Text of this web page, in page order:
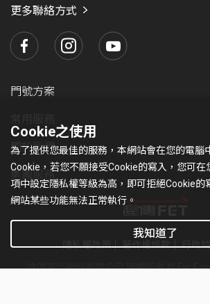
人資料保護法之相關規定，以電子檔
並將您的前述個人資料提供予合作之
查詢、閱覽、更正、刪除等權利；您
商品之購買或續訂。
本商品之購買紀錄均以遠傳電腦系統
權檢視所有購買行為，若涉及不正當
其購買本商品之權利外，並將行使法
本優惠不可與其他優惠或折扣合併使
VoiceTube或相關合作廠商保有取消
動辦法之權利，並有權對本活動所有
更多聯絡方式
門號方案
關於我們
集團服務
隱私權政策 著作權條款
行政
遠傳電信股份有限公司 版權所有 © Far
Cookie之使用
為了提供您最佳的服務，本網站會在您的電腦
Cookie，若您不願接受Cookie的寫入，您可在
項中設定隱私權等級為高，即可拒絕Cookie的
網站某些功能無法正常執行。
我知道了